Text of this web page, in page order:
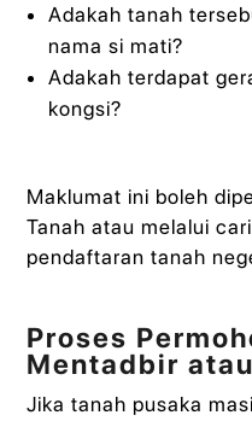
Adakah tanah
nama si mati?
Adakah terdapat
kongsi?
Maklumat ini boleh
Tanah atau melalui
pendaftaran tanah
Proses
Mentadbir
Jika tanah pusaka